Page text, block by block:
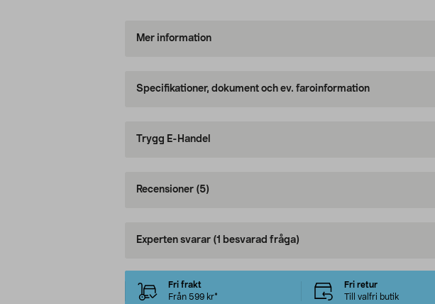
Mer information
Specifikationer, dokument och ev. faroinformation
Trygg E-Handel
Recensioner (5)
Experten svarar (1 besvarad fråga)
Fri frakt
Från 599 kr*
Fri retur
Till valfri butik